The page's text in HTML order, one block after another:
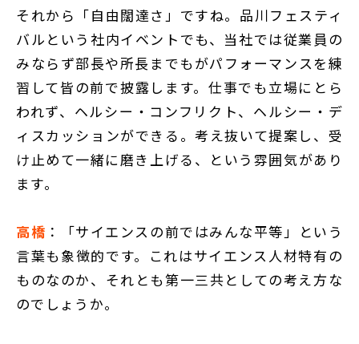
それから「自由闊達さ」ですね。品川フェスティ
バルという社内イベントでも、当社では従業員の
みならず部長や所長までもがパフォーマンスを練
習して皆の前で披露します。仕事でも立場にとら
われず、ヘルシー・コンフリクト、ヘルシー・デ
ィスカッションができる。考え抜いて提案し、受
け止めて一緒に磨き上げる、という雰囲気があり
ます。
高橋 ：「サイエンスの前ではみんな平等」という
言葉も象徴的です。これはサイエンス人材特有の
ものなのか、それとも第一三共としての考え方な
のでしょうか。